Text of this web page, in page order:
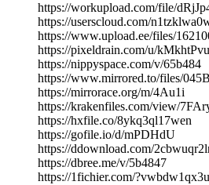
https://workupload.com/file/
https://userscloud.com/
https://www.upload.ee/files/
https://pixeldrain.com/u/kMkhtPvu
https://nippyspace.com/v/65b484
https://www.mirrored.to/files/
https://mirrorace.org/m/4Au1i
https://krakenfiles.com/view/
https://hxfile.co/8ykq3ql17wen
https://gofile.io/d/mPDHdU
https://ddownload.com/
https://dbree.me/v/5b4847
https://1fichier.com/